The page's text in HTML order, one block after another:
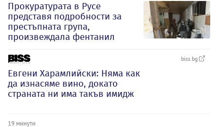
Прокуратурата в Русе
представя подробности за
престъпната група,
произвеждала фентанил
biss.bg
Евгени Харамлийски: Няма как
да изнасяме вино, докато
страната ни има такъв имидж
19 минути